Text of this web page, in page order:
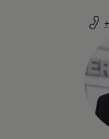
Lifestyle
Transport
Pannen-
Volkswagen